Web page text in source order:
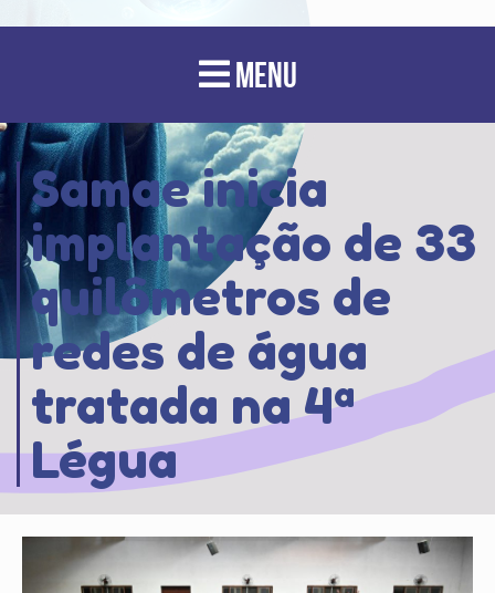
MENU
Samae inicia
implantação de 33
quilômetros de
redes de água
tratada na 4ª
Légua